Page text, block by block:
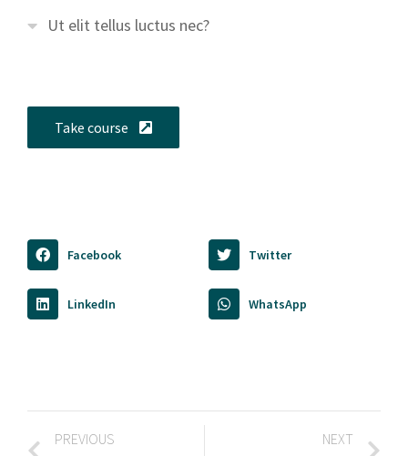
Ut elit tellus luctus nec?
Take course
Facebook Twitter
LinkedIn WhatsApp
PREVIOUS NEXT